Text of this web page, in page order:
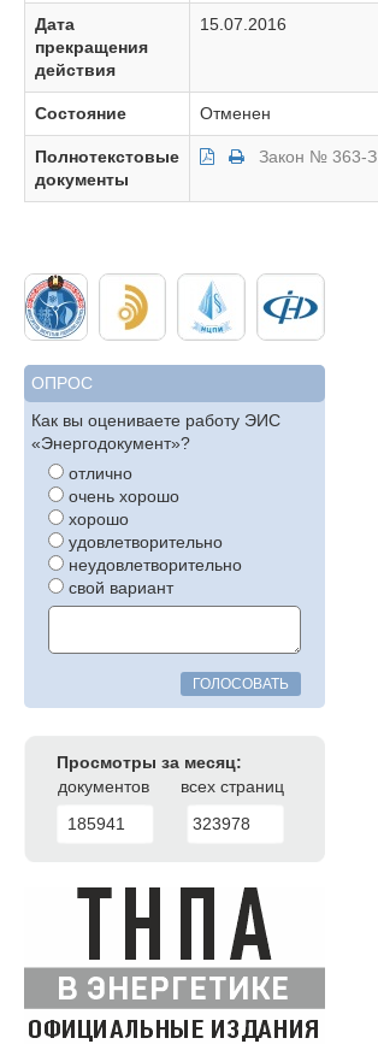
Дата
прекращения
действия
15.07.2016
Состояние Отменен
Полнотекстовые
документы
Закон № 363-З
ОПРОС
Как вы оцениваете работу ЭИС
«Энергодокумент»?
отлично
очень хорошо
хорошо
удовлетворительно
неудовлетворительно
свой вариант
ГОЛОСОВАТЬ
Просмотры за месяц:
документов
всех страниц
185941
323978